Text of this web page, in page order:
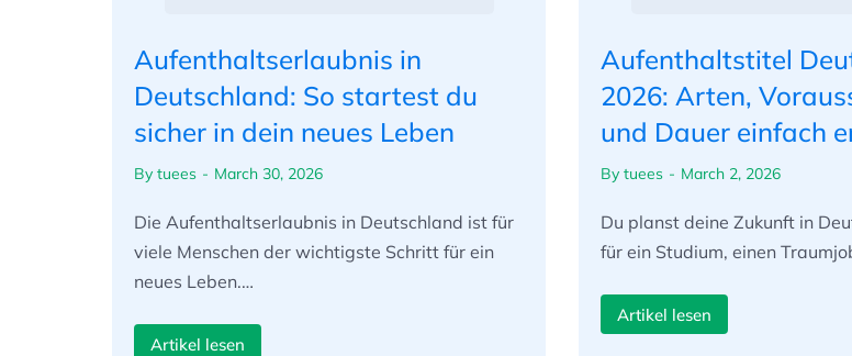
Aufenthaltserlaubnis in
Deutschland: So startest du
sicher in dein neues Leben
By tuees March 30, 2026
Die Aufenthaltserlaubnis in Deutschland ist für
viele Menschen der wichtigste Schritt für ein
neues Leben.…
Artikel lesen
Aufenthaltstitel
2026: Arten,
und Dauer einfach
By tuees March 2, 2026
Du planst deine Zukunft in
für ein Studium, einen
Artikel lesen